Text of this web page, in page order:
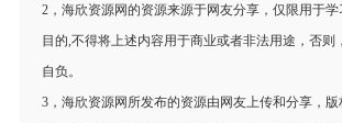
2，海欣资源网的资源来源于网友分享，仅限用于
目的,不得将上述内容用于商业或者非法用途，否则
自负。
3，海欣资源网所发布的资源由网友上传和分享，